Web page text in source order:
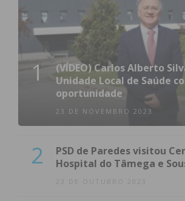
1
(VÍDEO) Carlos Alberto
Unidade Local de Saúde
oportunidade
23 DE NOVEMBRO 2023
2
PSD de Paredes visitou
Hospital do Tâmega e
23 DE OUTUBRO 2023